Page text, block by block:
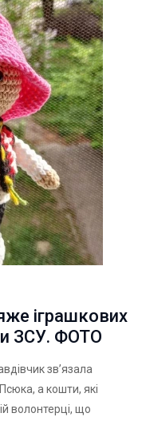
іграшкових
ЗСУ. ФОТО
зв’язала
а кошти, які
волонтерці, що